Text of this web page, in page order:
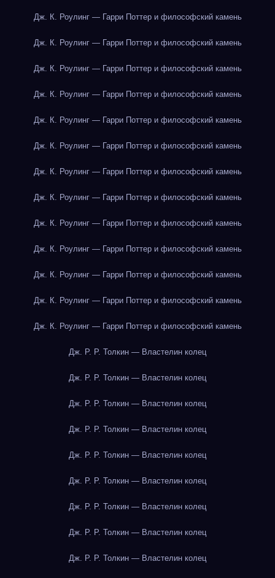
Дж. К. Роулинг — Гарри Поттер и философский камень
Дж. К. Роулинг — Гарри Поттер и философский камень
Дж. К. Роулинг — Гарри Поттер и философский камень
Дж. К. Роулинг — Гарри Поттер и философский камень
Дж. К. Роулинг — Гарри Поттер и философский камень
Дж. К. Роулинг — Гарри Поттер и философский камень
Дж. К. Роулинг — Гарри Поттер и философский камень
Дж. К. Роулинг — Гарри Поттер и философский камень
Дж. К. Роулинг — Гарри Поттер и философский камень
Дж. К. Роулинг — Гарри Поттер и философский камень
Дж. К. Роулинг — Гарри Поттер и философский камень
Дж. К. Роулинг — Гарри Поттер и философский камень
Дж. К. Роулинг — Гарри Поттер и философский камень
Дж. Р. Р. Толкин — Властелин колец
Дж. Р. Р. Толкин — Властелин колец
Дж. Р. Р. Толкин — Властелин колец
Дж. Р. Р. Толкин — Властелин колец
Дж. Р. Р. Толкин — Властелин колец
Дж. Р. Р. Толкин — Властелин колец
Дж. Р. Р. Толкин — Властелин колец
Дж. Р. Р. Толкин — Властелин колец
Дж. Р. Р. Толкин — Властелин колец